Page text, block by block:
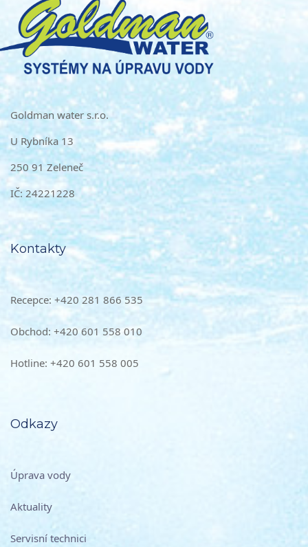
Goldman water s.r.o.
U Rybníka 13
250 91 Zeleneč
IČ: 24221228
Kontakty
Recepce: +420 281 866 535
Obchod: +420 601 558 010
Hotline: +420 601 558 005
Odkazy
Úprava vody
Aktuality
Servisní technici